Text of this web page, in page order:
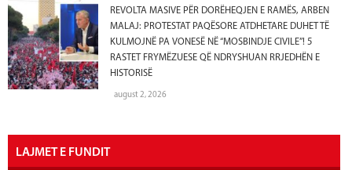
REVOLTA MASIVE PËR DORËHEQJEN E RAMËS, ARBEN
MALAJ: PROTESTAT PAQËSORE ATDHETARE DUHET TË
KULMOJNË PA VONESË NË “MOSBINDJE CIVILE”! 5
RASTET FRYMËZUESE QË NDRYSHUAN RRJEDHËN E
HISTORISË
august 2, 2026
LAJMET E FUNDIT